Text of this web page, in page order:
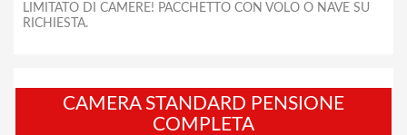
LIMITATO DI CAMERE! PACCHETTO CON VOLO O NAVE SU
RICHIESTA.
CAMERA STANDARD PENSIONE
COMPLETA